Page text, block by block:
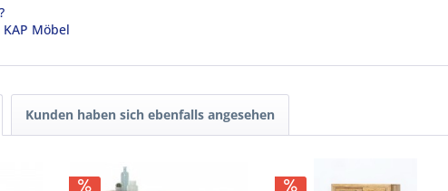
Möbel
Kunden haben sich ebenfalls angesehen